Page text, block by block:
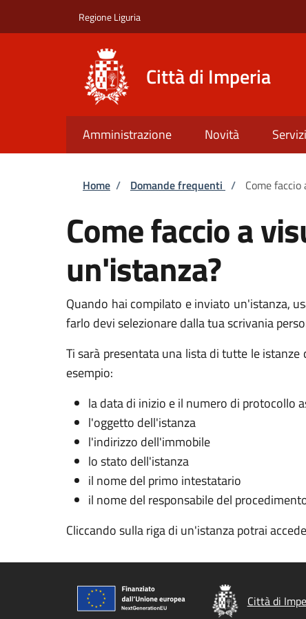
Regione Liguria
Città di Imperia
Amministrazione Novità Servizi
Briciole di pane
Home / Domande frequenti / Come
Come faccio a
un'istanza?
Quando hai compilato e inviato un'istanza,
farlo devi selezionare dalla tua scrivania
Ti sarà presentata una lista di tutte le
esempio:
la data di inizio e il numero di protocollo
l'oggetto dell'istanza
l'indirizzo dell'immobile
lo stato dell'istanza
il nome del primo intestatario
il nome del responsabile del
Cliccando sulla riga di un'istanza potrai
Città di